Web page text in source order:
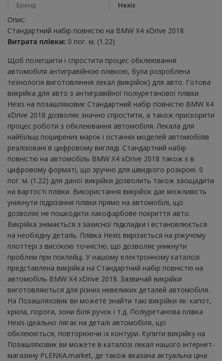
Бренд
Hexis
Опис:
Стандартний набір повністю на BMW X4 xDrive 2018
Витрата плівки: 0 пог. м. (1.22)
Щоб полегшити і спростити процес обклеювання
автомобіля антигравійною плівкою, була розроблена
технологія виготовлення лекал (викрійок) для авто. Готова
викрійка для авто з антигравійної поліуретанової плівки
Hexis на позашляховик Стандартний набір повністю BMW X4
xDrive 2018 дозволяє значно спростити, а також прискорити
процес роботи з обклеювання автомобіля. Лекала для
найбільш поширених марок і останніх моделей автомобілів
реалізовані в цифровому вигляді. Стандартний набір
повністю на автомобіль BMW X4 xDrive 2018 також є в
цифровому форматі, що зручно для швидкого розкрою. 0
пог. м. (1.22) для даної викрійки дозволить також заощадити
на вартості плівки. Використання викрійок дає можливість
уникнути підрізання плівки прямо на автомобілі, що
дозволяє не пошкодити лакофарбове покриття авто.
Викрійка знімається з захисної підкладки і встановлюється
на необхідну деталь. Плівка Hexis вирізається на ріжучому
плоттері з високою точністю, що дозволяє уникнути
проблем при поклейці. У нашому електронному каталозі
представлена ​​викрійка на Стандартний набір повністю на
автомобіль BMW X4 xDrive 2018. Зазвичай викрійки
виготовляються для різних невеликих деталей автомобіля.
На Позашляховик ви можете знайти такі викрійки як: капот,
крила, пороги, зони біля ручок і т.д. Поліуретанова плівка
Hexis ідеально лягає на деталі автомобіля, що
обклеюються, повторюючи їх контури. Купити викрійку на
Позашляховик ви можете в каталозі лекал нашого інтернет-
магазину PLENKA.market, де також вказана актуальна ціна